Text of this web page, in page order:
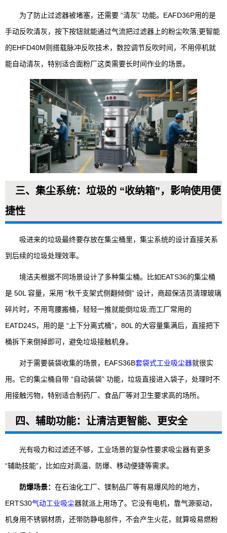
为了防止过滤器被堵塞，还需要 “清灰” 功能。EAFD36P用的是
手动反吹清灰，按下按钮就能通过气流把过滤器上的粉尘吹落;更智能
的EHFD40M则搭载脉冲反吹技术，数控调节反吹时间，不用停机就
能自动清灰，特别适合面粉厂这类需要长时间作业的场景。
三、集尘系统：垃圾的 “收纳箱”，影响使用便
捷性
吸进来的垃圾最终要存放在集尘桶里，集尘系统的设计直接关系
到后续的垃圾处理效率。
境洁夫根据不同场景设计了多种集尘桶。比如EATS36的集尘桶
是 50L 容量，采用 “秋千支架式侧翻倾倒” 设计，商超保洁员清理玻璃
碎片时，不用弯腰搬桶，轻轻一推就能倒垃圾;而工厂常用的
EATD24S，用的是 “上下分离式桶”，80L 的大容量集满后，直接把下
桶拆下来倒掉即可，避免垃圾接触机身。
对于需要装袋收集的场景，EAFS36B套袋式工业吸尘器就很实
用。它的集尘桶自带 “自动装袋” 功能，垃圾直接进入袋子，处理时不
用接触污物，特别适合制药厂、食品厂等对卫生要求高的场所。
四、辅助功能：让清洁更智能、更安全
光有吸力和过滤还不够，工业场景的复杂性要求吸尘器有更多
“辅助技能”，比如应对高温、防爆、移动便捷等需求。
防爆场景： 在石油化工厂、镁制品厂等有易爆风险的地方，
ERTS30气动工业吸尘器就派上用场了。它没有电机，靠气源驱动，
机身用不锈钢材质，还带防静电部件，不会产生火花，就算吸易燃粉